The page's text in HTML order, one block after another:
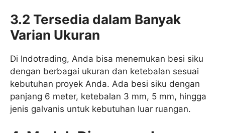
3.2 Tersedia dalam Banyak
Varian Ukuran
Di Indotrading, Anda bisa menemukan besi siku
dengan berbagai ukuran dan ketebalan sesuai
kebutuhan proyek Anda. Ada besi siku dengan
panjang 6 meter, ketebalan 3 mm, 5 mm, hingga
jenis galvanis untuk kebutuhan luar ruangan.